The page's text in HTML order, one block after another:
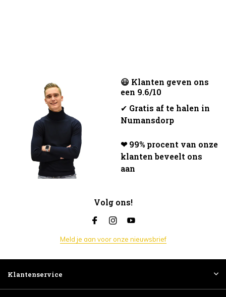
😃 Klanten geven ons
een 9.6/10
✔ Gratis af te halen in
Numansdorp
❤ 99% procent van onze
klanten beveelt ons
aan
Volg ons!
Meld je aan voor onze nieuwsbrief
Klantenservice